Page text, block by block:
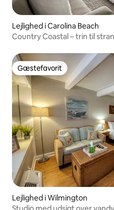
Lejlighed i Carolina Beach
Country Coastal – trin til
Gæstefavorit
Gæstefavorit
Lejlighed i Wilmington